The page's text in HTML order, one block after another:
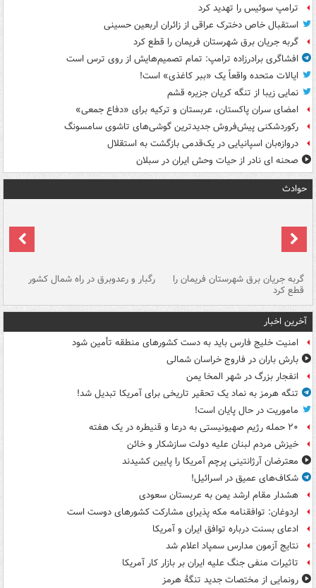
ترامپ سوئیس را تهدید کرد
استقبال خاص دخترک عراقی از زائران اربعین حسینی
گربه جریان برق شهرستان فریمان را قطع کرد
افشاگری برادرزاده ترامپ: تمام تصمیم‌هایش از روی ترس است
ایالات متحده واقعاً یک «ببر کاغذی» است!
نمایی زیبا از تنگه کریان جزیره قشم
امضای سران پاکستان، عربستان و ترکیه برای «دفاع جمعی»
رکوردشکنی پیش‌فروش جدیدترین گوشی‌های تاشوی سامسونگ
دروازه‌بان اسپانیایی در یک‌قدمی بازگشت به استقلال
صحنه ای نادر از حیات وحش ایران در سبلان
حوادث
گربه جریان برق شهرستان فریمان را
قطع کرد
رگبار و رعدوبرق در راه شمال کشور
آخرین اخبار
امنیت خلیج فارس باید به دست کشورهای منطقه تأمین شود
بارش باران در فاروج خراسان شمالی
انفجار بزرگ در شهر المخا یمن
تنگه هرمز به نماد یک تحقیر تاریخی برای آمریکا تبدیل شد!
ماموریت در حال پایان است!
۲۰ حمله رژیم صهیونیستی به درعا و قنیطره در یک هفته
خیزش مردم لبنان علیه دولت سازشکار و خائن
معترضان آرژانتینی پرچم آمریکا را پایین کشیدند
شکاف‌های عمیق در اسرائیل!
هشدار مقام ارشد یمن به عربستان سعودی
اردوغان: توافقنامه مکه پذیرای مشارکت کشورهای دوست است
ادعای بسنت درباره توافق ایران و آمریکا
نتایج آزمون مدارس سمپاد اعلام شد
تاثیرات منفی جنگ علیه ایران بر بازار کار آمریکا
رونمایی از مختصات جدید تنگۀ هرمز